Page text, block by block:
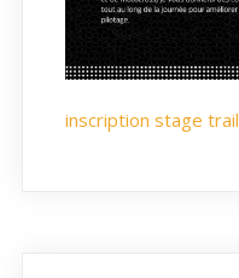
inscription stage trail